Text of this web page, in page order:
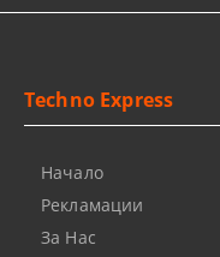
Techno Express
Начало
Рекламации
За Нас